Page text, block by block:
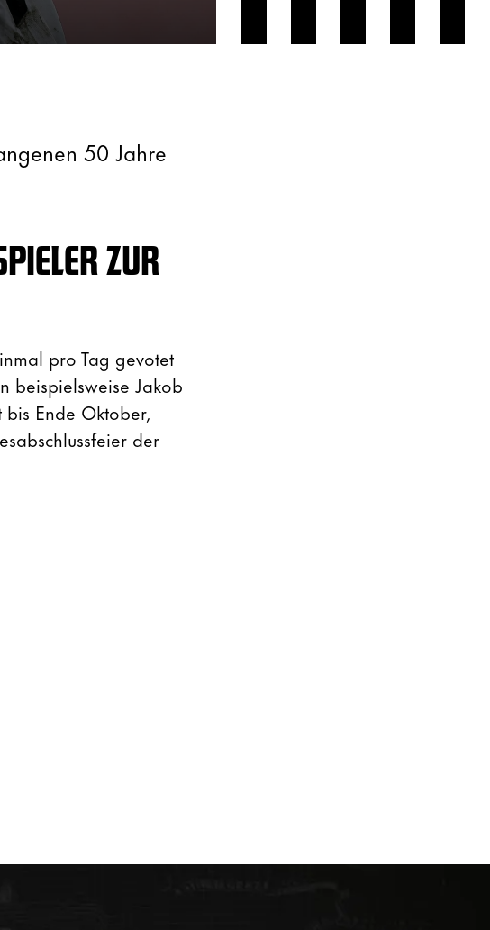
50 Jahre
ZUR
pro Tag gevotet
beispielsweise Jakob
Ende Oktober,
der